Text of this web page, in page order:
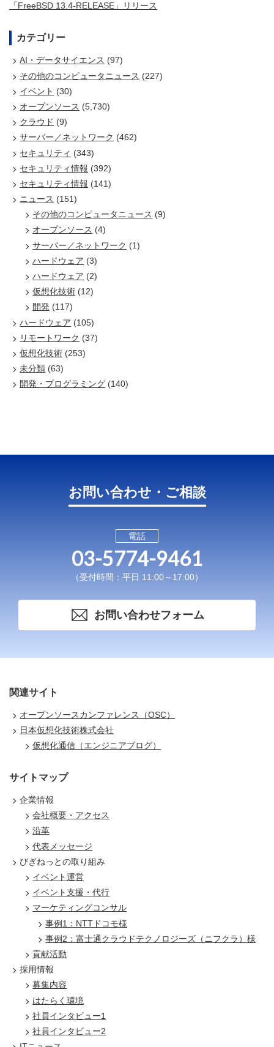
「FreeBSD 13.4-RELEASE」リリース
カテゴリー
AI・データサイエンス (97)
その他のコンピュータニュース (227)
イベント (30)
オープンソース (5,730)
クラウド (9)
サーバー／ネットワーク (462)
セキュリティ (343)
セキュリティ情報 (392)
セキュリティ情報 (141)
ニュース (151)
その他のコンピュータニュース (9)
オープンソース (4)
サーバー／ネットワーク (1)
ハードウェア (3)
ハードウェア (2)
仮想化技術 (12)
開発 (117)
ハードウェア (105)
リモートワーク (37)
仮想化技術 (253)
未分類 (63)
開発・プログラミング (140)
お問い合わせ・ご相談
電話
03-5774-9461
（受付時間：平日 11:00～17:00）
お問い合わせフォーム
関連サイト
オープンソースカンファレンス（OSC）
日本仮想化技術株式会社
仮想化通信（エンジニアブログ）
サイトマップ
企業情報
会社概要・アクセス
沿革
代表メッセージ
びぎねっとの取り組み
イベント運営
イベント支援・代行
マーケティングコンサル
事例1：NTTドコモ様
事例2：富士通クラウドテクノロジーズ（ニフクラ）様
貢献活動
採用情報
募集内容
はたらく環境
社員インタビュー1
社員インタビュー2